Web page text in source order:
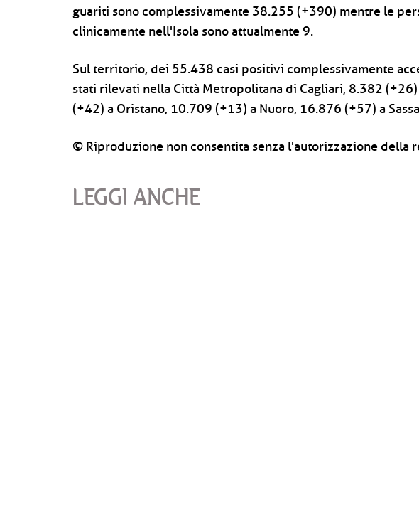
guariti sono complessivamente 38.255 (+390) mentre le
clinicamente nell'Isola sono attualmente 9.
Sul territorio, dei 55.438 casi positivi complessivamente
stati rilevati nella Città Metropolitana di Cagliari, 8.382
(+42) a Oristano, 10.709 (+13) a Nuoro, 16.876 (+57) a
© Riproduzione non consentita senza l'autorizzazione della
LEGGI ANCHE